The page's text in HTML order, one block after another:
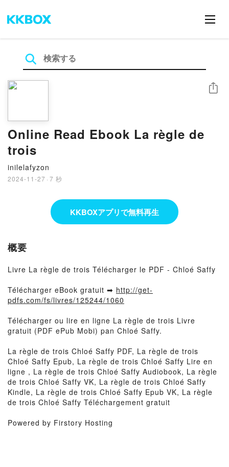
Online Read Ebook La règle de
trois
inilelafyzon
2024-11-27 · 7 秒
シェア
KKBOXアプリで無料再生
概要
Livre La règle de trois Télécharger le PDF - Chloé Saffy
Télécharger eBook gratuit ➡ http://get-
pdfs.com/fs/livres/125244/1060
Télécharger ou lire en ligne La règle de trois Livre
gratuit (PDF ePub Mobi) pan Chloé Saffy.
La règle de trois Chloé Saffy PDF, La règle de trois
Chloé Saffy Epub, La règle de trois Chloé Saffy Lire en
ligne , La règle de trois Chloé Saffy Audiobook, La règle
de trois Chloé Saffy VK, La règle de trois Chloé Saffy
Kindle, La règle de trois Chloé Saffy Epub VK, La règle
de trois Chloé Saffy Téléchargement gratuit
Powered by Firstory Hosting